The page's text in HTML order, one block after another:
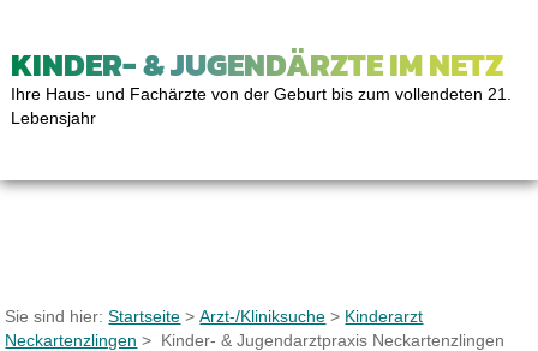
KINDER- & JUGENDÄRZTE IM NETZ
Ihre Haus- und Fachärzte von der Geburt bis zum vollendeten 21.
Lebensjahr
Sie sind hier:Startseite >Arzt-/Kliniksuche > Kinderarzt
Neckartenzlingen > Kinder- & Jugendarztpraxis Neckartenzlingen